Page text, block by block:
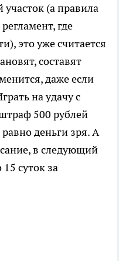
(а правила
где
это уже считается
составят
даже если
на удачу с
500 рублей
деньги зря. А
в следующий
суток за